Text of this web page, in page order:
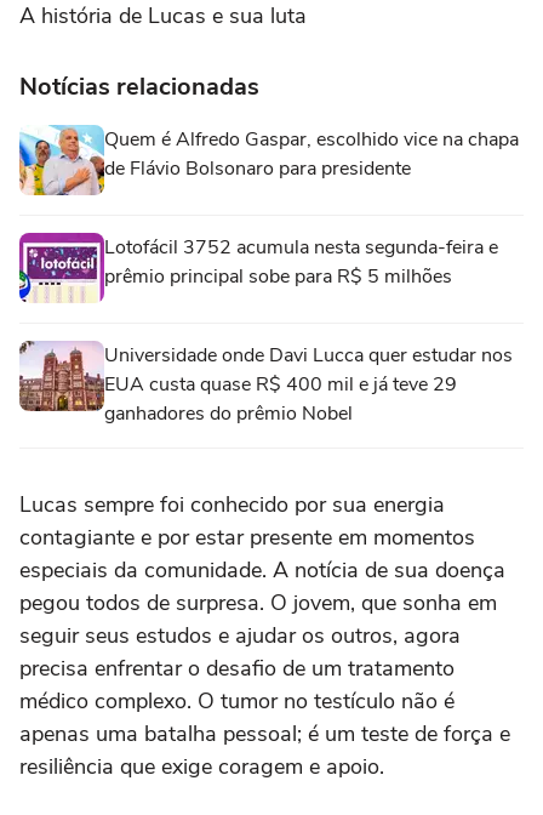
A história de Lucas e sua luta
Notícias relacionadas
Quem é Alfredo Gaspar, escolhido vice na chapa
de Flávio Bolsonaro para presidente
Lotofácil 3752 acumula nesta segunda-feira e
prêmio principal sobe para R$ 5 milhões
Universidade onde Davi Lucca quer estudar nos
EUA custa quase R$ 400 mil e já teve 29
ganhadores do prêmio Nobel
Lucas sempre foi conhecido por sua energia
contagiante e por estar presente em momentos
especiais da comunidade. A notícia de sua doença
pegou todos de surpresa. O jovem, que sonha em
seguir seus estudos e ajudar os outros, agora
precisa enfrentar o desafio de um tratamento
médico complexo. O tumor no testículo não é
apenas uma batalha pessoal; é um teste de força e
resiliência que exige coragem e apoio.